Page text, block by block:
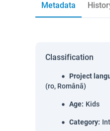
Metadata
Classification
Project
(ro, Română)
Age: Kids
Category: